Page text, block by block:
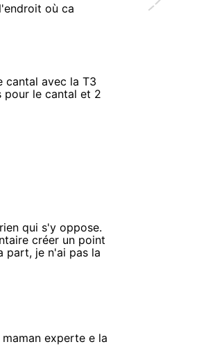
où ca
cantal avec la T3
pour le cantal et 2
qui s'y oppose.
créer un point
part, je n'ai pas la
experte e la